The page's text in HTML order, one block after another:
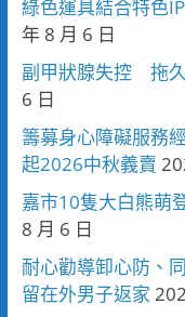
綠色運具結合特色
年 8 月 6 日
副甲狀腺失控 拖
6 日
籌募身心障礙服務
起2026中秋義賣
嘉市10隻大白熊萌
8 月 6 日
耐心勸導卸心防、
留在外男子返家